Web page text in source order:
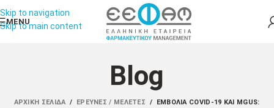
Skip to navigation
Skip to main content
MENU
Blog
ΑΡΧΙΚΉ ΣΕΛΊΔΑ / ΈΡΕΥΝΕΣ / ΜΕΛΈΤΕΣ /
ΕΜΒΌΛΙΑ COVID‑19 ΚΑΙ MGUS: